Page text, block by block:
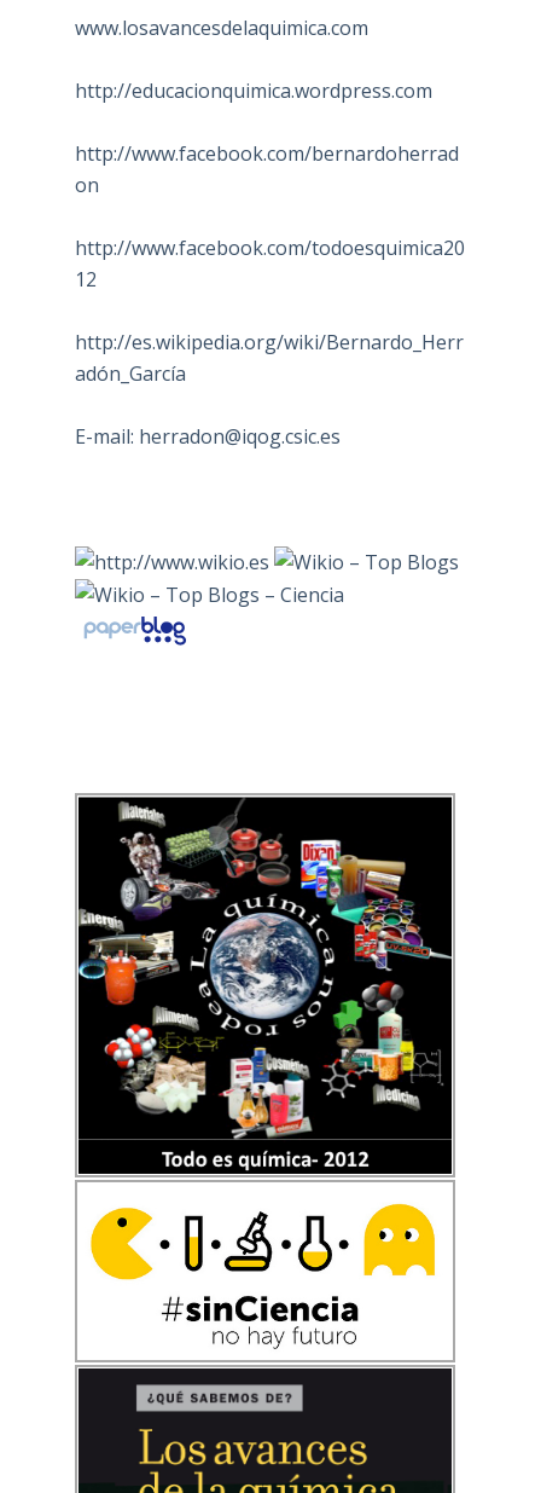
www.losavancesdelaquimica.com
http://educacionquimica.wordpress.com
http://www.facebook.com/bernardoherrad
on
http://www.facebook.com/todoesquimica20
12
http://es.wikipedia.org/wiki/Bernardo_Herr
adón_García
E-mail: herradon@iqog.csic.es